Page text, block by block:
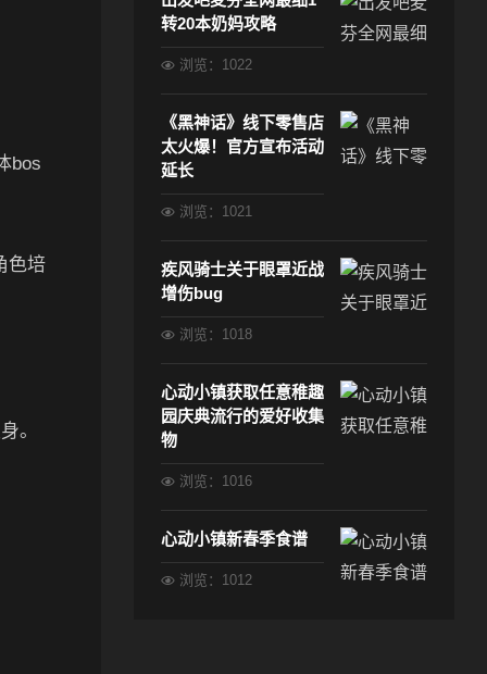
bos
色培
。
转20本奶妈攻略
浏览：1022
《黑神话》线下零售店
太火爆！官方宣布活动
延长
浏览：1021
疾风骑士关于眼罩近战
增伤bug
浏览：1018
心动小镇获取任意稚趣
园庆典流行的爱好收集
物
浏览：1016
心动小镇新春季食谱
浏览：1012